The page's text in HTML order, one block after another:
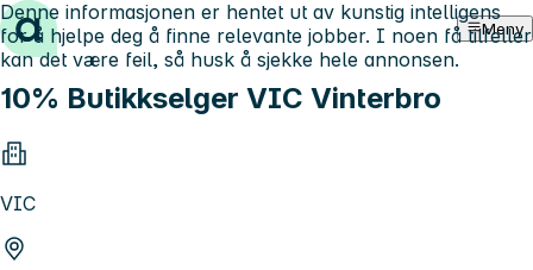
Hopp til innhold Meny
10% Butikkselger VIC Vinterbro
VIC
Denne informasjonen er hentet ut av kunstig intelligens
for å hjelpe deg å finne relevante jobber. I noen få tilfeller
kan det være feil, så husk å sjekke hele annonsen.